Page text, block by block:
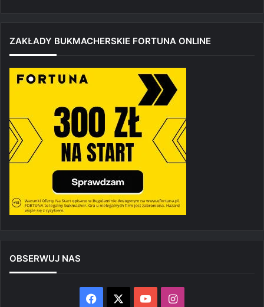
ZAKŁADY BUKMACHERSKIE FORTUNA ONLINE
OBSERWUJ NAS
Facebook YouTubeInstagram